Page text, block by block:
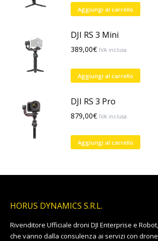
Aggiungi al carrello
DJI RS 3 Mini
389,00€ IVA inclusa
Aggiungi al carrello
DJI RS 3 Pro
879,00€ IVA inclusa
Aggiungi al carrello
HORUS DYNAMICS S.R.L.
Rivenditore Ufficiale droni DJI Enterprise e
che vanno dalla consulenza ai servizi con